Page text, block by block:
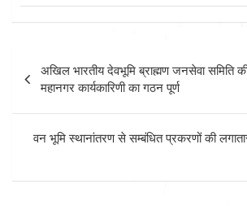
Post
navigation
अखिल भारतीय देवभूमि ब्राह्मण जनसेवा समिति
महानगर कार्यकारिणी का गठन पूर्ण
वन भूमि स्थानांतरण से सम्बंधित प्रकरणों की लगातार